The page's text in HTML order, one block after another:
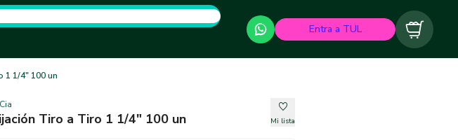
Entra a TUL Carrito
1 1/4" 100 un
Tiro a Tiro 1 1/4" 100 un Mi lista